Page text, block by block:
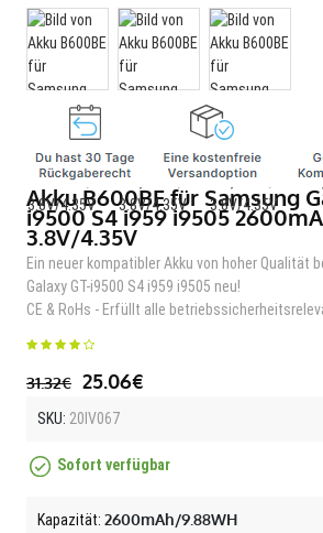
Akku B600BE für Samsung
i9500 S4 i959 i9505
3.8V/4.35V
Ein neuer kompatibler Akku von hoher Qualität
Galaxy GT-i9500 S4 i959 i9505 neu!
CE & RoHs - Erfüllt alle
31.32€ 25.06€
SKU: 20IV067
Sofort verfügbar
Kapazität: 2600mAh/9.88WH